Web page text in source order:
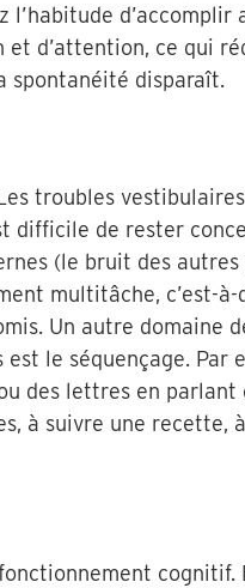
d’attention, ce qui
spontanéité disparaît.
troubles
difficile de rester
(le bruit des
multitâche, c’est-
Un autre domaine
le séquençage. Par
des lettres en parlant
à suivre une recette,
cognitif.